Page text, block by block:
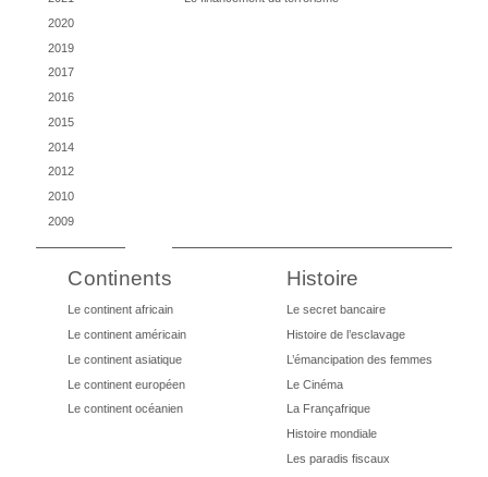
2020
2019
2017
2016
2015
2014
2012
2010
2009
Continents
Le continent africain
Le continent américain
Le continent asiatique
Le continent européen
Le continent océanien
Histoire
Le secret bancaire
Histoire de l’esclavage
L’émancipation des femmes
Le Cinéma
La Françafrique
Histoire mondiale
Les paradis fiscaux